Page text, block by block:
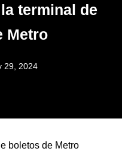
terminal de
Metro
29, 2024